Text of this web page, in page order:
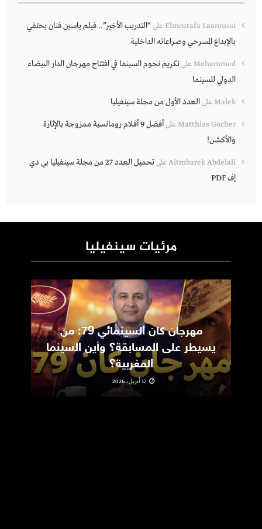
Elmostafa Laaroussi على“التدريب الأخير”.. فيلم ياسين فنان يحتفي
بالإبداع المسرحي وصراعاته الداخلية
Mohammed علىتكريم نجوم السينما في افتتاح مهرجان الدار البيضاء
الدولي للسينما
Malek علىالعدد الأول من مجلة سينفيليا
Matthias Gocher على
أفضل 9 أفلام رومانسية ممزوجة بالإثارة
والأكشن!
Aitmbarek Abdelali على
تحميل العدد 27 من مجلة سينفيليا بي دي
إف PDF
مرئيات سينفيليا
مهرجان كان السينمائي 79: من
يسيطر على المسابقة؟ وأين السينما
المغربية؟
17 أبريل، 2026